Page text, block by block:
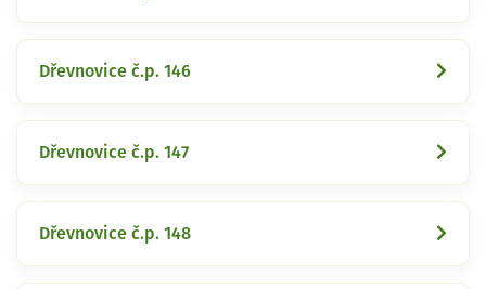
Dřevnovice č.p. 146
Dřevnovice č.p. 147
Dřevnovice č.p. 148